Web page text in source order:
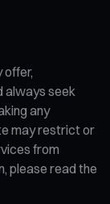
offer,
always seek
any
may restrict or
from
please read the